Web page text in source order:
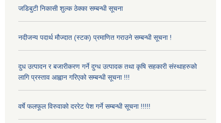
जडिबुटी निकासी शुल्क ठेक्का सम्बन्धी सूचना
नदीजन्य पदार्थ मौज्दात (स्टक) प्रमाणित गराउने सम्बन्धी सूचना !
दुध उत्पादन र बजारीकरण गर्ने दुग्ध उत्पादक तथा कृषि सहकारी संस्थाहरुको
लागि प्रस्ताव आह्वान गरिएको सम्बन्धी सूचना !!!
वर्षे फलफूल विरुवाको दररेट पेश गर्ने सम्बन्धी सूचना !!!!!